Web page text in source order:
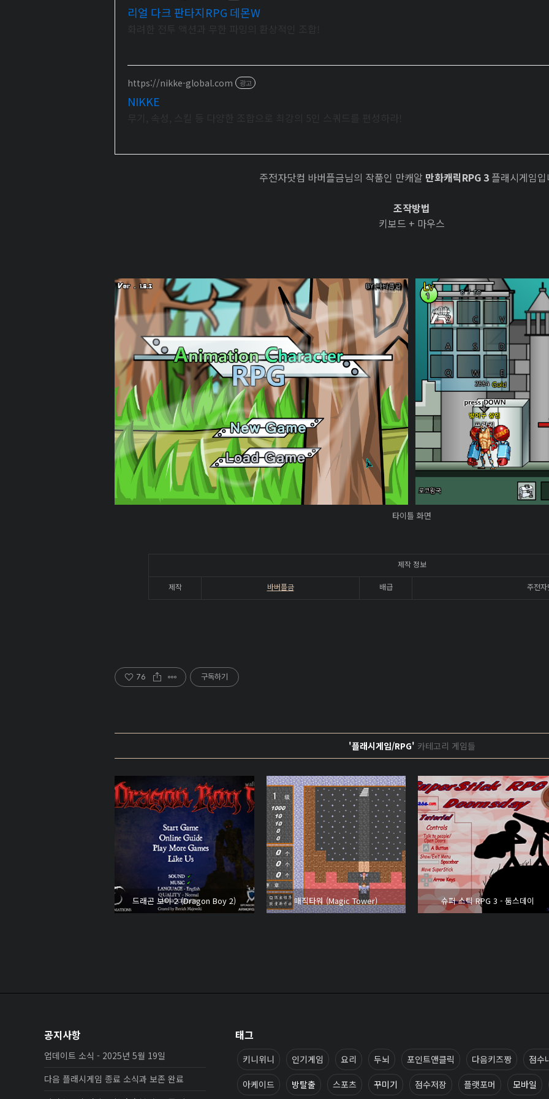
리얼 다크 판타지RPG 데몬W
https://nikke-global.com 광고
NIKKE
주전자닷컴 바버플금님의 작품인 만캐알 만화캐릭RPG 3플래시게임입
조작방법
키보드 + 마우스
타이틀 화면
제작 정보
제작 바버플금 배급 주전자
76 구독하기
'플래시게임/RPG' 카테고리 게임들
드래곤 보이 2 (Dragon Boy 2) 매직타워 (Magic Tower) 슈퍼 스틱 RPG 3 - 둠스데이
공지사항
업데이트 소식 - 2025년 5월 19일
다음 플래시게임 종료 소식과 보존 완료
태그
키니위니 인기게임 요리 두뇌 포인트앤클릭 다음키즈짱 점수
아케이드 방탈출 스포츠 꾸미기 점수저장 플랫포머 모바일